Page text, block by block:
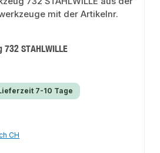
STAHLWILLE
7-10 Tage
CH